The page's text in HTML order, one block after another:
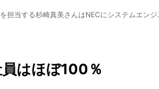
担当する杉崎真美さんはNECにシステムエンジ
はほぼ100％